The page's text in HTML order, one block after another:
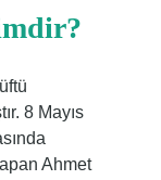
8 Mayıs
Ahmet